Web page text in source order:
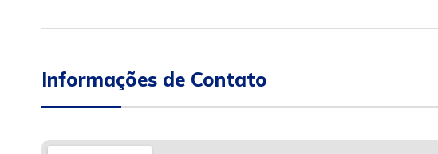
Informações de Contato